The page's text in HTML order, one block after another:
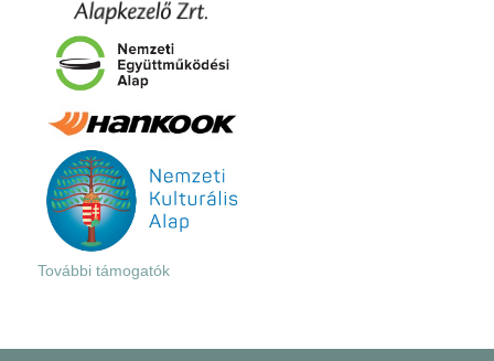
További támogatók